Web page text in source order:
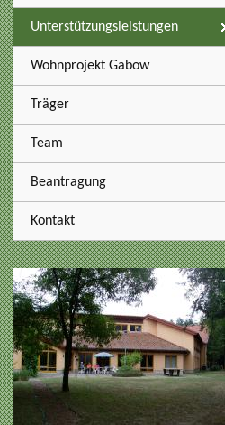
Unterstützungsleistungen
Wohnprojekt Gabow
Träger
Team
Beantragung
Kontakt